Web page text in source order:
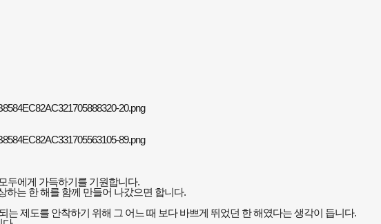
두에게 가득하기를 기원합니다.
하는 한 해를 함께 만들어 나갔으면 합니다.
는 제도를 안착하기 위해 그 어느 때 보다 바쁘게 뛰었던 한 해였다는 생각이 듭니다.